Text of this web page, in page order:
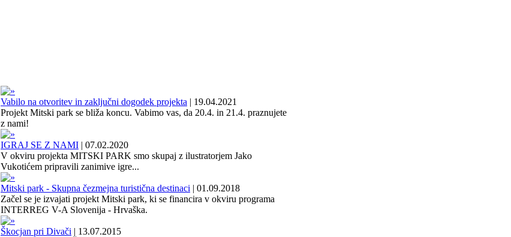
Vabilo na otvoritev in zaključni dogodek projekta | 19.04.2021
Projekt Mitski park se bliža koncu. Vabimo vas, da 20.4. in 21.4. praznujete
z nami!
IGRAJ SE Z NAMI | 07.02.2020
V okviru projekta MITSKI PARK smo skupaj z ilustratorjem Jako
Vukotićem pripravili zanimive igre...
Mitski park - Skupna čezmejna turistična destinaci | 01.09.2018
Začel se je izvajati projekt Mitski park, ki se financira v okviru programa
INTERREG V-A Slovenija - Hrvaška.
Škocjan pri Divači | 13.07.2015